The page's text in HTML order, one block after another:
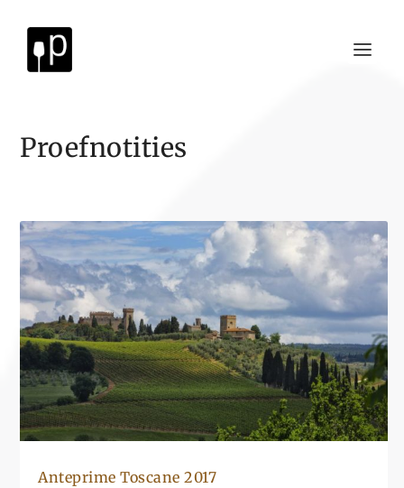
Proefnotities
Anteprime Toscane 2017